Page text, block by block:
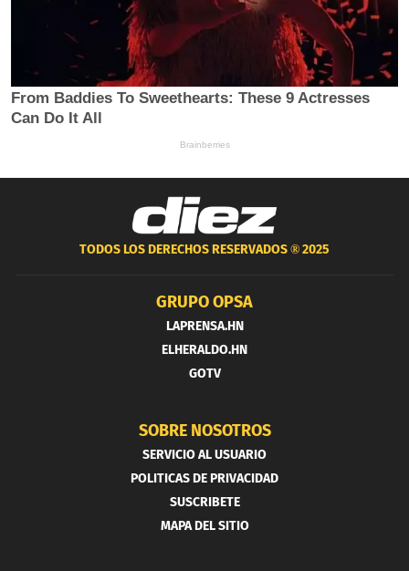
TODOS LOS DERECHOS RESERVADOS ®2025
GRUPO OPSA
LAPRENSA.HN
ELHERALDO.HN
GOTV
SOBRE NOSOTROS
SERVICIO AL USUARIO
POLITICAS DE PRIVACIDAD
SUSCRIBETE
MAPA DEL SITIO